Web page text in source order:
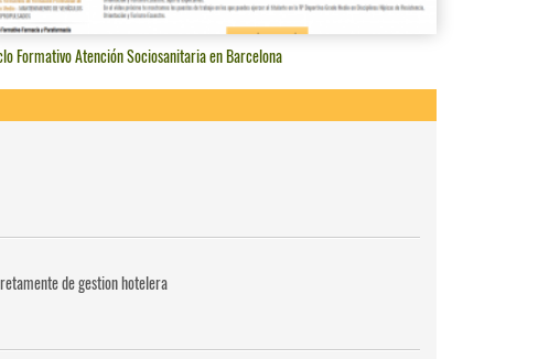
Formativo Atención Sociosanitaria en Barcelona
de gestion hotelera